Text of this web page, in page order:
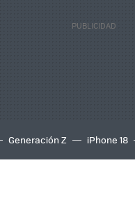
Generación Z iPhone 18